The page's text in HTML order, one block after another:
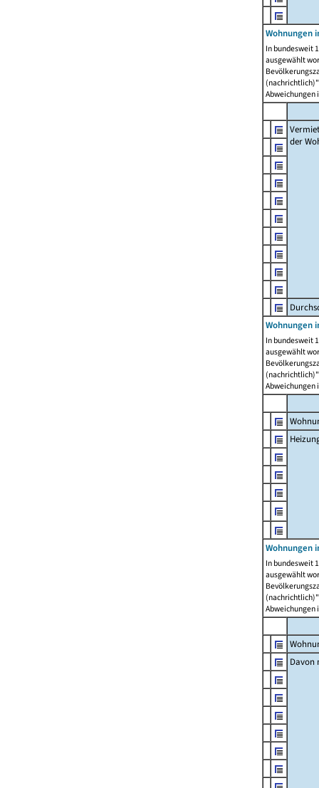
Wohnungen
In bundesweit
ausgewählt
Abweichungen
der
Wohnungen
In bundesweit
ausgewählt
Abweichungen
Wohnungen
In bundesweit
ausgewählt
Abweichungen
Davon